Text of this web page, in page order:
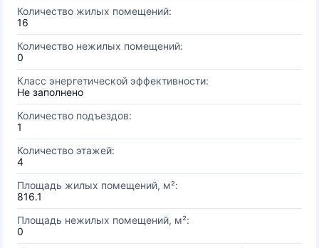
Количество жилых помещений:
16
Количество нежилых помещений:
0
Класс энергетической эффективности:
Не заполнено
Количество подъездов:
1
Количество этажей:
4
Площадь жилых помещений, м²:
816.1
Площадь нежилых помещений, м²:
0